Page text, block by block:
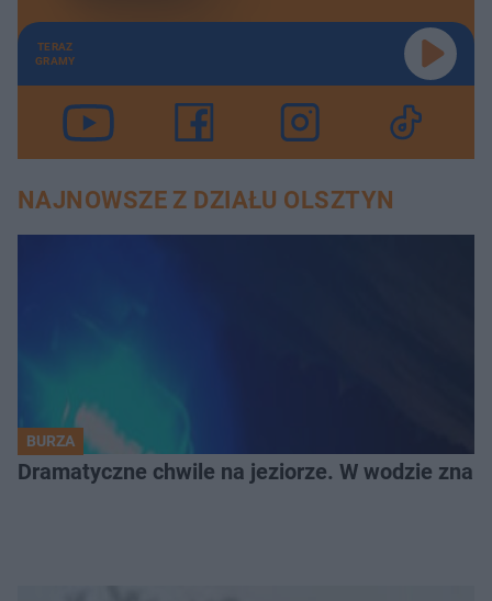
TERAZ
GRAMY
NAJNOWSZE Z DZIAŁU OLSZTYN
BURZA
Dramatyczne chwile na jeziorze. W wodzie